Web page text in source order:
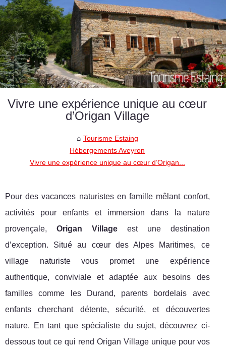
Vivre une expérience unique au cœur
d’Origan Village
Tourisme Estaing
Hébergements Aveyron
Vivre une expérience unique au cœur d’Origan...
Pour des vacances naturistes en famille mêlant confort,
activités pour enfants et immersion dans la nature
provençale, Origan Villageest une destination
d’exception. Situé au cœur des Alpes Maritimes, ce
village naturiste vous promet une expérience
authentique, conviviale et adaptée aux besoins des
familles comme les Durand, parents bordelais avec
enfants cherchant détente, sécurité, et découvertes
nature. En tant que spécialiste du sujet, découvrez ci-
dessous tout ce qui rend Origan Village unique pour vos